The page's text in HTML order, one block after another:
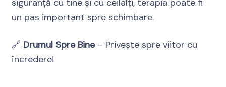
siguranță cu tine și cu ceilalți, terapia poate fi
un pas important spre schimbare.
🔗 Drumul Spre Bine– Privește spre viitor cu
încredere!